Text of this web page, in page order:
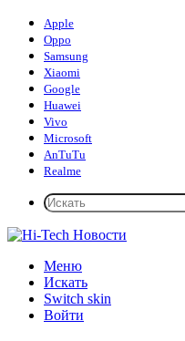
Apple
Oppo
Samsung
Xiaomi
Google
Huawei
Vivo
Microsoft
AnTuTu
Realme
Меню
Искать
Switch skin
Войти